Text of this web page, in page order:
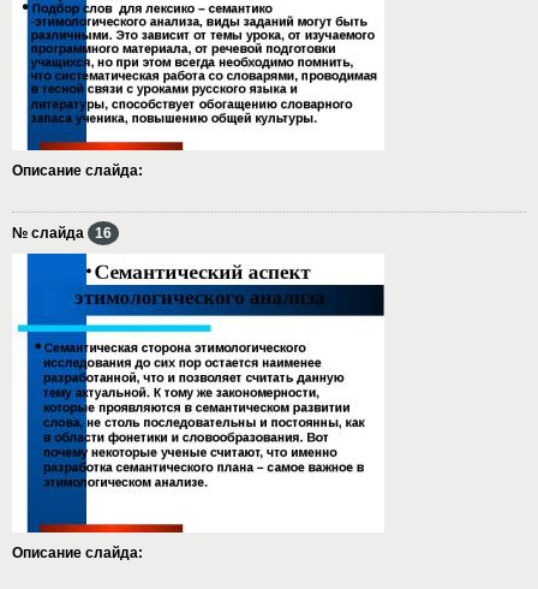
Описание слайда:
№ слайда 16
Описание слайда: